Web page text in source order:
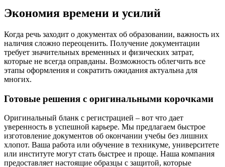
Экономия времени и усилий
Когда речь заходит о документах об образовании, важность их
наличия сложно переоценить. Получение документации
требует значительных временных и физических затрат,
которые не всегда оправданы. Возможность облегчить все
этапы оформления и сократить ожидания актуальна для
многих.
Готовые решения с оригинальными корочками
Оригинальный бланк с регистрацией – вот что дает
уверенность в успешной карьере. Мы предлагаем быстрое
изготовление документов об окончании учебы без лишних
хлопот. Ваша работа или обучение в техникуме, университете
или институте могут стать быстрее и проще. Наша компания
предоставляет настоящие образцы с защитой, которые